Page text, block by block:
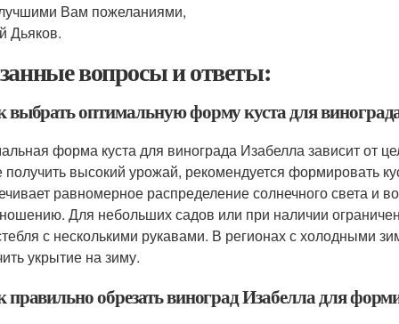
Вам пожеланиями,
Дьяков.
вопросы и ответы:
выбрать оптимальную форму куста для
форма куста для винограда Изабелла зависит от
получить высокий урожай, рекомендуется формировать
равномерное распределение солнечного света и
Для небольших садов или при наличии
с несколькими рукавами. В регионах с холодными
укрытие на зиму.
правильно обрезать виноград Изабелла для